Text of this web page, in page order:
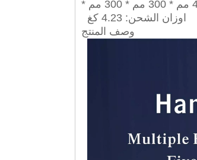
اوزان الشحن: 4.23 كغ
وصف المنتج